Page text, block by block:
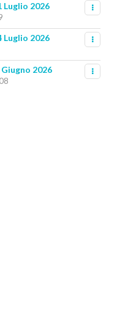
Luglio 2026
Luglio 2026
2026